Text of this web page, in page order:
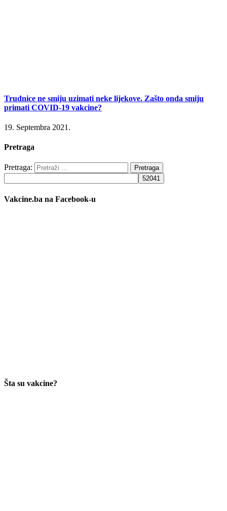
Trudnice ne smiju uzimati neke lijekove. Zašto onda smiju
primati COVID-19 vakcine?
19. Septembra 2021.
Pretraga
Pretraga:
Vakcine.ba na Facebook-u
Šta su vakcine?